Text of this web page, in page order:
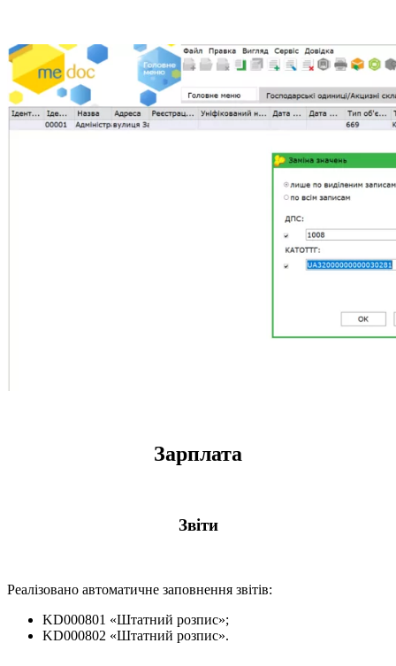
Зарплата
Звіти
Реалізовано автоматичне заповнення звітів:
KD000801 «Штатний розпис»;
KD000802 «Штатний розпис».